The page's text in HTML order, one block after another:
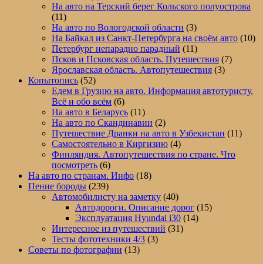
На авто на Терский берег Кольского полуострова
(11)
На авто по Вологодской области (3)
На Байкал из Санкт-Петербурга на своём авто (10)
Петербург непарадно парадный (11)
Псков и Псковская область. Путешествия (7)
Ярославская область. Автопутешествия (3)
Копытопись (52)
Едем в Грузию на авто. Информация автотуристу.
Всё и обо всём (6)
На авто в Беларусь (11)
На авто по Скандинавии (2)
Путешествие Дранки на авто в Узбекистан (11)
Самостоятельно в Киргизию (4)
Финляндия. Автопутешествия по стране. Что
посмотреть (6)
На авто по странам. Инфо (18)
Пение бороды (239)
Автомобилисту на заметку (40)
Автодороги. Описание дорог (15)
Эксплуатация Hyundai i30 (14)
Интересное из путешествий (31)
Тесты фототехники 4/3 (3)
Советы по фотографии (13)